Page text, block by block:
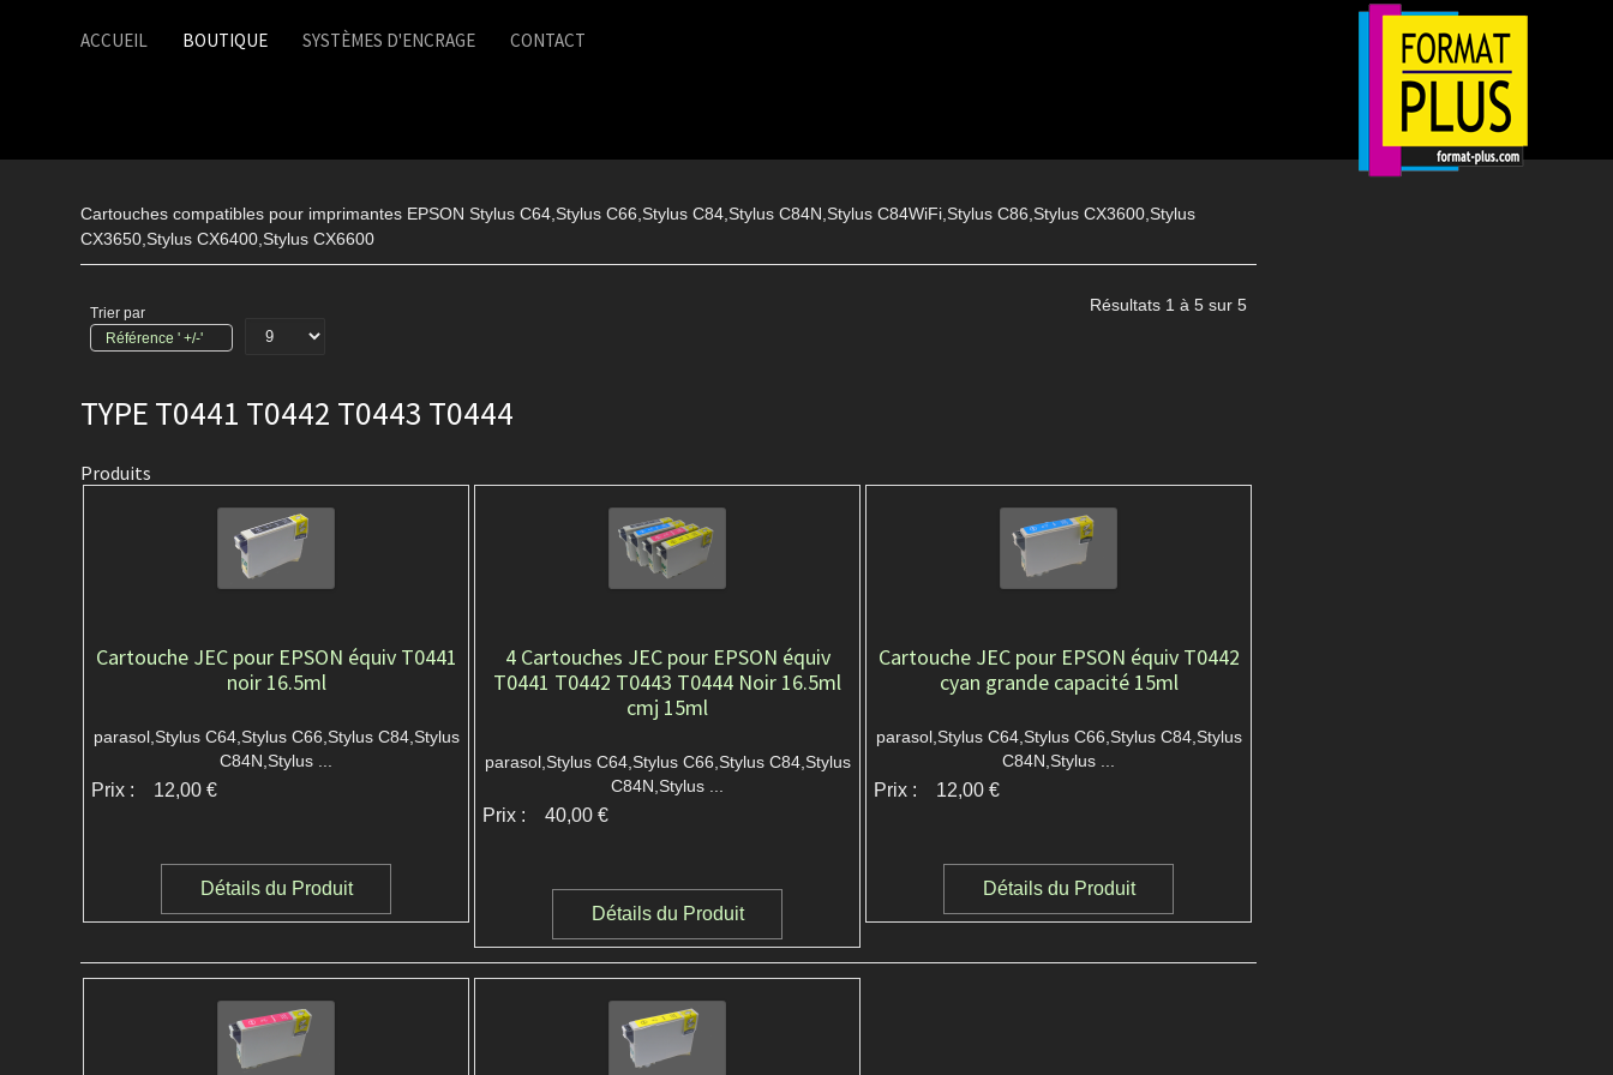
ACCUEIL BOUTIQUE SYSTÈMES D'ENCRAGE CONTACT
Cartouches compatibles pour imprimantes EPSON Stylus C64,Stylus C66,Stylus C84,Stylus C84N,Stylus C84WiFi,Stylus C86,Stylus CX3600,Stylus
CX3650,Stylus CX6400,Stylus CX6600
Trier par
Référence ' +/-'
Résultats 1 à 5 sur 5
TYPE T0441 T0442 T0443 T0444
Produits
Cartouche JEC pour EPSON équiv T0441
noir 16.5ml
parasol,Stylus C64,Stylus C66,Stylus C84,Stylus
C84N,Stylus ...
Prix : 12,00 €
Détails du Produit
4 Cartouches JEC pour EPSON équiv
T0441 T0442 T0443 T0444 Noir 16.5ml
cmj 15ml
parasol,Stylus C64,Stylus C66,Stylus C84,Stylus
C84N,Stylus ...
Prix : 40,00 €
Détails du Produit
Cartouche JEC pour EPSON équiv T0442
cyan grande capacité 15ml
parasol,Stylus C64,Stylus C66,Stylus C84,Stylus
C84N,Stylus ...
Prix : 12,00 €
Détails du Produit